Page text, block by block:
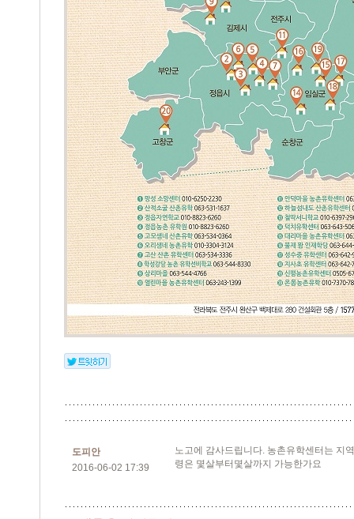
도피안
2016-06-02 17:39
노고에 감사드립니다. 농촌유학센터는 지
령은 몇살부터몇살까지 가능한가요